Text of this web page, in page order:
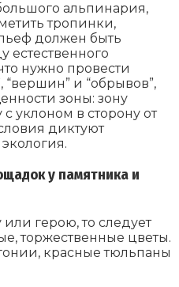
альпинария,
тропинки,
должен быть
естественного
нужно провести
“вершин” и “обрывов”,
зоны: зону
уклоном в сторону от
диктуют
у памятника и
герою, то следует
торжественные цветы.
красные тюльпаны